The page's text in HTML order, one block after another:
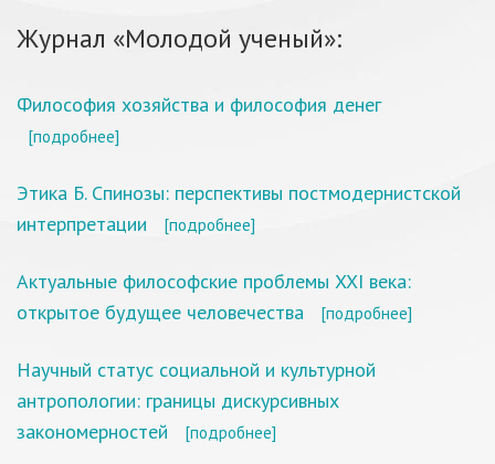
Журнал «Молодой ученый»:
Философия хозяйства и философия денег
[подробнее]
Этика Б. Спинозы: перспективы постмодернистской
интерпретации
[подробнее]
Актуальные философские проблемы XXI века:
открытое будущее человечества
[подробнее]
Научный статус социальной и культурной
антропологии: границы дискурсивных
закономерностей
[подробнее]